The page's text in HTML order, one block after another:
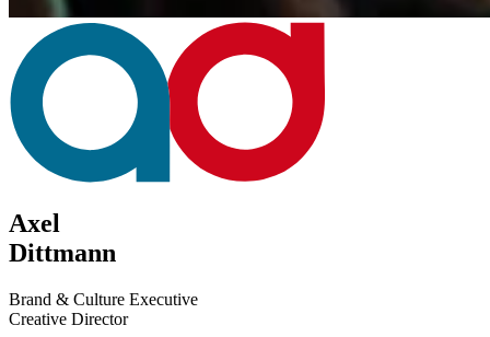
Axel
Dittmann
Brand & Culture Executive
Creative Director